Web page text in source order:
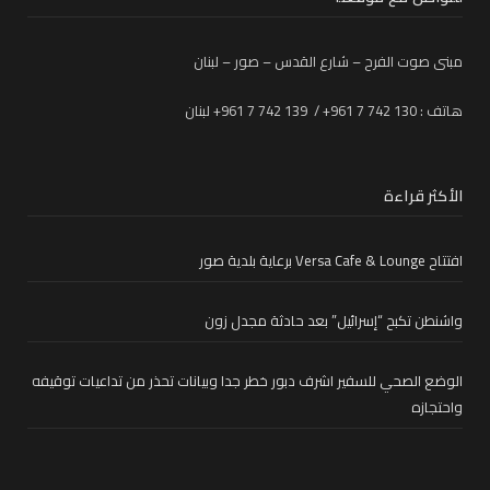
مبنى صوت الفرح – شارع القدس – صور – لبنان
هاتف : 130 742 7 961+ / 139 742 7 961+ لبنان
الأكثر قراءة
افتتاح Versa Cafe & Lounge برعاية بلدية صور
واشنطن تكبح “إسرائيل” بعد حادثة مجدل زون
الوضع الصحي للسفير اشرف دبور خطر جدا وبيانات تحذر من تداعيات توقيفه
واحتجازه